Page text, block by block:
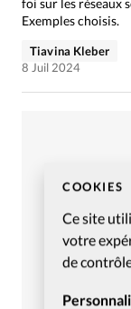
COOKIES
Ce site
votre
de
foi sur les réseaux
Exemples choisis.
Tiavina Kleber
8 Juil 2024